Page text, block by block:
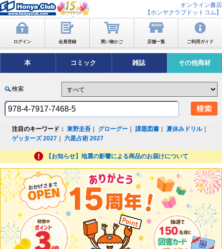
オンライン書店
【ホンヤクラブドットコム】
ログイン 会員登録 買い物かご 店舗一覧 ご利用ガイド
本 コミック 雑誌 その他商材
検索
注目のキーワード： 東野圭吾 グローグー ｜課題図書 ｜夏休みドリル｜
ゲッターズ 2027 ｜六星占術 2027
【お知らせ】地震の影響による商品のお届けについて